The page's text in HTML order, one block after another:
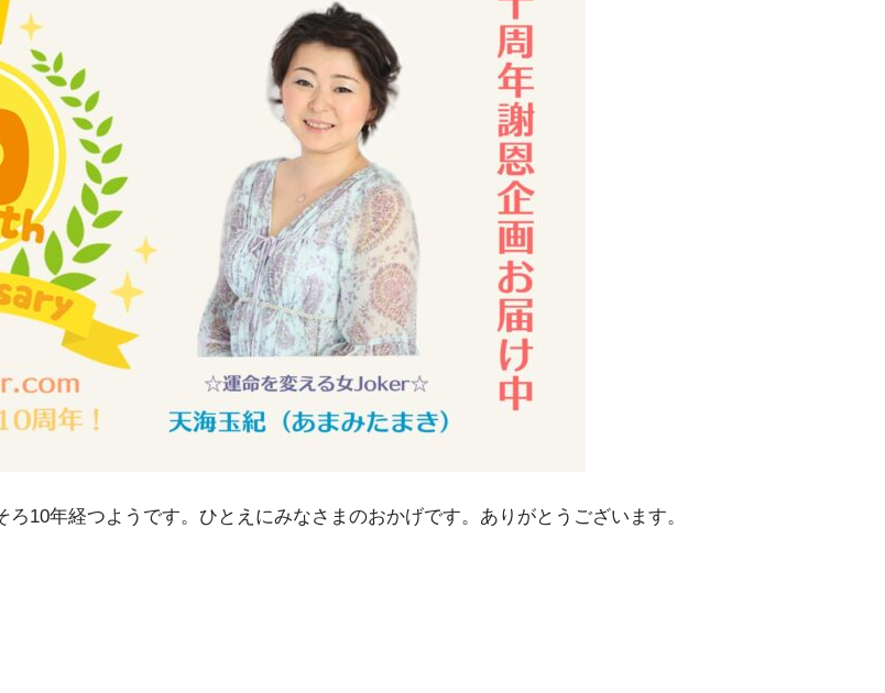
10年経つようです。ひとえにみなさまのおかげです。ありがとうございます。